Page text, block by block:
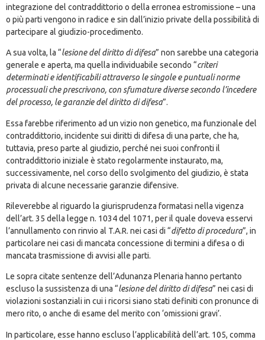
integrazione del contraddittorio o della erronea estromissione – una
o più parti vengono in radice e sin dall’inizio private della possibilità di
partecipare al giudizio-procedimento.
A sua volta, la “lesione del diritto di difesa” non sarebbe una categoria
generale e aperta, ma quella individuabile secondo “criteri
determinati e identificabili attraverso le singole e puntuali norme
processuali che prescrivono, con sfumature diverse secondo l’incedere
del processo, le garanzie del diritto di difesa”.
Essa farebbe riferimento ad un vizio non genetico, ma funzionale del
contraddittorio, incidente sui diritti di difesa di una parte, che ha,
tuttavia, preso parte al giudizio, perché nei suoi confronti il
contraddittorio iniziale è stato regolarmente instaurato, ma,
successivamente, nel corso dello svolgimento del giudizio, è stata
privata di alcune necessarie garanzie difensive.
Rileverebbe al riguardo la giurisprudenza formatasi nella vigenza
dell’art. 35 della legge n. 1034 del 1071, per il quale doveva esservi
l’annullamento con rinvio al T.A.R. nei casi di “difetto di procedura”, in
particolare nei casi di mancata concessione di termini a difesa o di
mancata trasmissione di avvisi alle parti.
Le sopra citate sentenze dell’Adunanza Plenaria hanno pertanto
escluso la sussistenza di una “lesione del diritto di difesa” nei casi di
violazioni sostanziali in cui i ricorsi siano stati definiti con pronunce di
mero rito, o anche di esame del merito con ‘omissioni gravi’.
In particolare, esse hanno escluso l’applicabilità dell’art. 105, comma